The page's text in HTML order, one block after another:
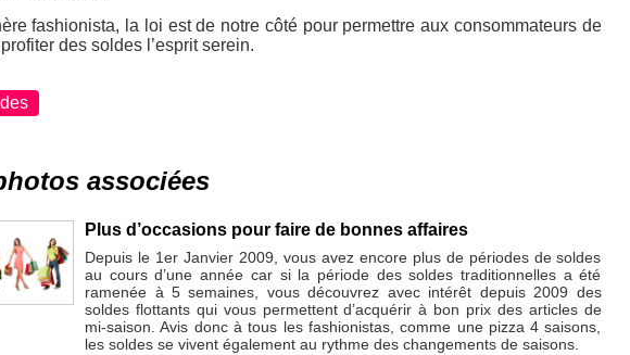
fashionista, la loi est de notre côté pour permettre aux consommateurs de
des soldes l’esprit serein.
associées
Plus d’occasions pour faire de bonnes affaires
Depuis le 1er Janvier 2009, vous avez encore plus de périodes de soldes
au cours d’une année car si la période des soldes traditionnelles a été
ramenée à 5 semaines, vous découvrez avec intérêt depuis 2009 des
soldes flottants qui vous permettent d’acquérir à bon prix des articles de
mi-saison. Avis donc à tous les fashionistas, comme une pizza 4 saisons,
les soldes se vivent également au rythme des changements de saisons.